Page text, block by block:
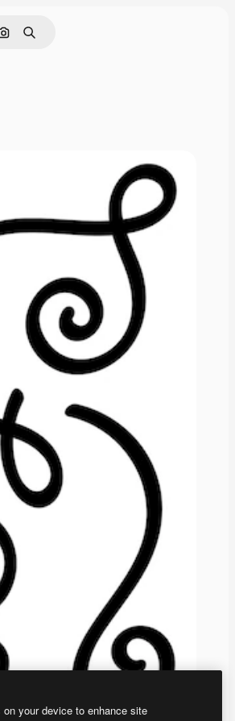
Поиск по изображению
Поиск
your device to enhance site